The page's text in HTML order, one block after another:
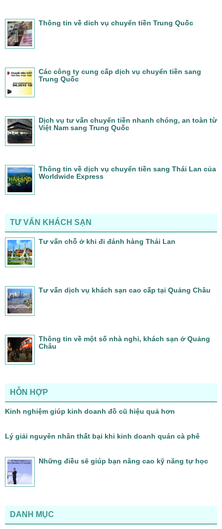
Thông tin về dich vụ chuyển tiền Trung Quốc
Các công ty cung cấp dịch vụ chuyển tiền sang
Trung Quốc
Dịch vụ tư vấn chuyển tiền nhanh chóng, an toàn từ
Việt Nam sang Trung Quốc
Thông tin về dịch vụ chuyển tiền sang Thái Lan của
Worldwide Express
TƯ VẤN KHÁCH SẠN
Tư vấn chỗ ở khi đi đánh hàng Thái Lan
Tư vấn dịch vụ khách sạn cao cấp tại Quảng Châu
Thông tin về một số nhà nghỉ, khách sạn ở Quảng
Châu
HỖN HỢP
Kinh nghiệm giúp kinh doanh đồ cũ hiệu quả hơn
Lý giải nguyên nhân thất bại khi kinh doanh quán cà phê
Những điều sẽ giúp bạn nâng cao kỹ năng tự học
DANH MỤC